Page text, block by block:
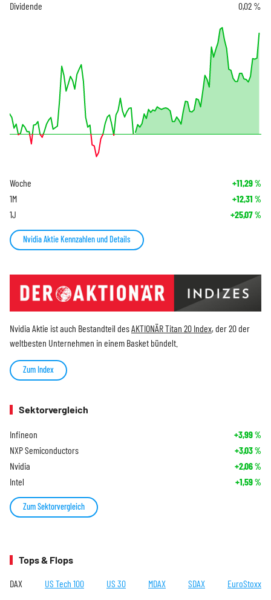
Dividende 0,02 %
Woche +11,29%
1M +12,31 %
1J +25,07%
Nvidia Aktie Kennzahlen und Details
Nvidia Aktie ist auch Bestandteil desAKTIONÄR Titan 20 Index, der 20 der
weltbesten Unternehmen in einem Basket bündelt.
Zum Index
Sektorvergleich
Infineon +3,99%
NXP Semiconductors +3,03%
Nvidia +2,06%
Intel +1,59%
Zum Sektorvergleich
Tops & Flops
DAX US Tech 100 US 30 MDAX SDAX EuroStoxx